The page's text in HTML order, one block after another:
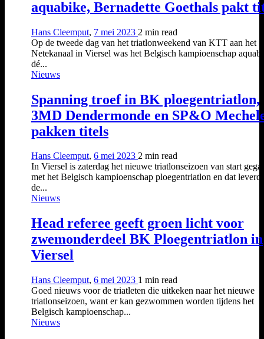
aquabike, Bernadette Goethals pakt
Hans Cleemput, 7 mei 2023 2 min read
Op de tweede dag van het triatlonweekend van KTT aan het
Netekanaal in Viersel was het Belgisch kampioenschap
dé...
Nieuws
Spanning troef in BK ploegentriatlon,
3MD Dendermonde en SP&O
pakken titels
Hans Cleemput, 6 mei 2023 2 min read
In Viersel is zaterdag het nieuwe triatlonseizoen van start
met het Belgisch kampioenschap ploegentriatlon en dat
de...
Nieuws
Head referee geeft groen licht voor
zwemonderdeel BK Ploegentriatlon in
Viersel
Hans Cleemput, 6 mei 2023 1 min read
Goed nieuws voor de triatleten die uitkeken naar het nieuwe
triatlonseizoen, want er kan gezwommen worden tijdens het
Belgisch kampioenschap...
Nieuws